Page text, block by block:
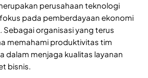
perusahaan teknologi
pada pemberdayaan ekonomi
Sebagai organisasi yang terus
memahami produktivitas tim
dalam menjaga kualitas layanan
bisnis.